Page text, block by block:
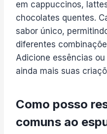
em cappuccinos,
chocolates quentes.
sabor único,
diferentes
Adicione essências
ainda mais suas
Como posso
comuns ao